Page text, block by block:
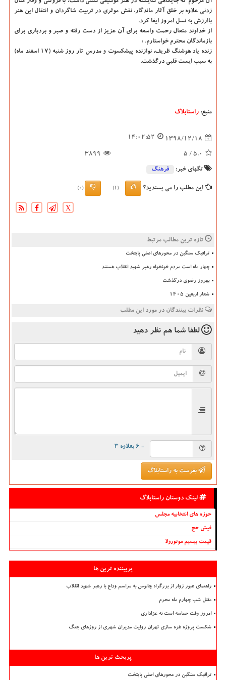
زدنی علاوه بر خلق آثار ماندگار، نقش موثری در تربیت شاگردان و انتقال این هنر
باارزش به نسل امروز ایفا كرد.
از خداوند متعال رحمت واسعه برای آن عزیز از دست رفته و صبر و بردباری برای
بازماندگان محترم خواستارم. »
زنده یاد هوشنگ ظریف، نوازنده پیشكسوت و مدرس تار روز شنبه (۱۷ اسفند ماه)
به سبب ایست قلبی درگذشت.
منبع: راستابلاگ
1398/12/18
14:02:52
5.0
/ 5
3899
تگهای خبر: فرهنگ
این مطلب را می پسندید؟ (1)
(0)
X
تازه ترین مطالب مرتبط
ترافیک سنگین در محورهای اصلی پایتخت
چهار ماه است مردم خونخواه رهبر شهید انقلاب هستند
بهروز رضوی درگذشت
شعار اربعین ۱۴۰۵
نظرات بینندگان در مورد این مطلب
لطفا شما هم نظر دهید
= ۶ بعلاوه ۳
بفرست به راستابلاگ
لینک دوستان راستابلاگ
حوزه های انتخابیه مجلس
فیش حج
قیمت بیسیم موتورولا
پربیننده ترین ها
راهنمای عبور زوار از بزرگراه چالوس به مراسم وداع با رهبر شهید انقلاب
مقتل شب چهارم ماه محرم
امروز وقت حماسه است نه عزاداری
شکست پروژه غزه سازی تهران روایت مدیران شهری از روزهای جنگ
پربحث ترین ها
ترافیک سنگین در محورهای اصلی پایتخت